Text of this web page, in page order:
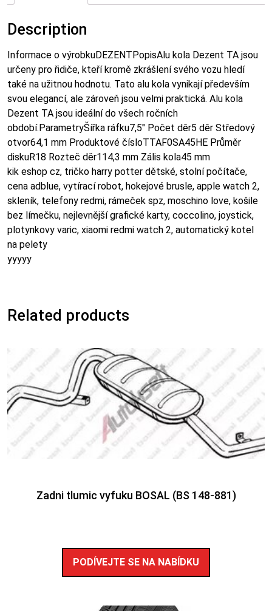
Description
Informace o výrobkuDEZENTPopisAlu kola Dezent TA jsou
určeny pro řidiče, kteří kromě zkrášlení svého vozu hledí
také na užitnou hodnotu. Tato alu kola vynikají především
svou elegancí, ale zároveň jsou velmi praktická. Alu kola
Dezent TA jsou ideální do všech ročních
období.ParametryŠířka ráfku7,5″ Počet děr5 děr Středový
otvor64,1 mm Produktové čísloTTAF0SA45HE Průměr
diskuR18 Rozteč děr114,3 mm Zális kola45 mm
kik eshop cz, tričko harry potter dětské, stolní počítače,
cena adblue, vytírací robot, hokejové brusle, apple watch 2,
skleník, telefony redmi, rámeček spz, moschino love, košile
bez límečku, nejlevnější grafické karty, coccolino, joystick,
plotynkovy varic, xiaomi redmi watch 2, automatický kotel
na pelety
yyyyy
Related products
Zadni tlumic vyfuku BOSAL (BS 148-881)
PODÍVEJTE SE NA NABÍDKU